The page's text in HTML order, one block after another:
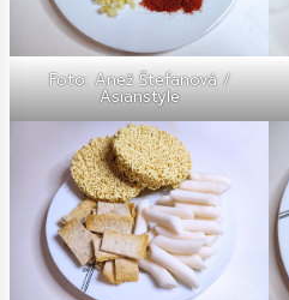
Foto: Anež Štefanová /
Asianstyle